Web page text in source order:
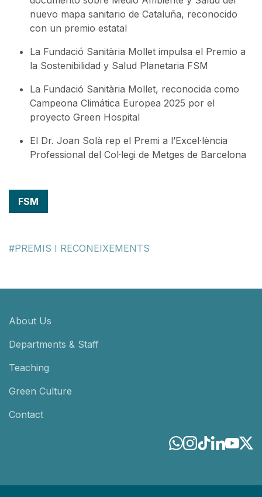
nuevo mapa sanitario de Cataluña, reconocido
con un premio estatal
La Fundació Sanitària Mollet impulsa el Premio a
la Sostenibilidad y Salud Planetaria FSM
La Fundació Sanitària Mollet, reconocida como
Campeona Climática Europea 2025 por el
proyecto Green Hospital
El Dr. Joan Solà rep el Premi a l’Excel·lència
Professional del Col·legi de Metges de Barcelona
FSM
PREMIS I RECONEIXEMENTS
About Us
Departments & Staff
Teaching
Green Culture
Contact